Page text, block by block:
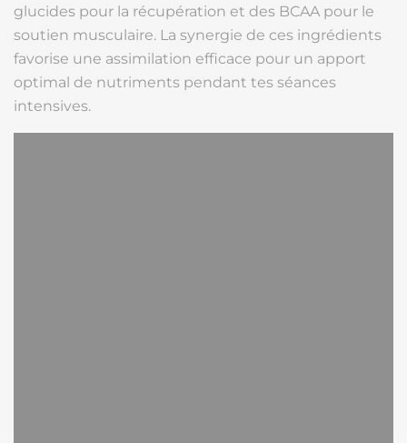
glucides pour la récupération et des BCAA pour le
soutien musculaire. La synergie de ces ingrédients
favorise une assimilation efficace pour un apport
optimal de nutriments pendant tes séances
intensives.